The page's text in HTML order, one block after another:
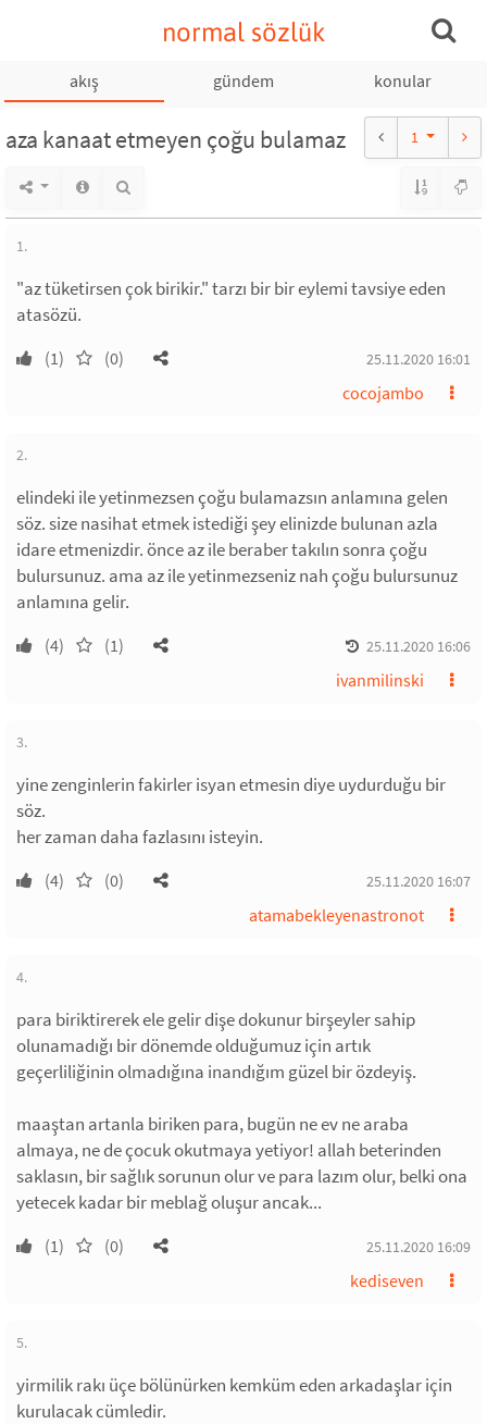
normal sözlük
akış gündem konular
aza kanaat etmeyen çoğu bulamaz 1
1.
"az tüketirsen çok birikir." tarzı bir bir eylemi tavsiye eden
atasözü.
(1) (0) 25.11.2020 16:01
cocojambo
2.
elindeki ile yetinmezsen çoğu bulamazsın anlamına gelen
söz. size nasihat etmek istediği şey elinizde bulunan azla
idare etmenizdir. önce az ile beraber takılın sonra çoğu
bulursunuz. ama az ile yetinmezseniz nah çoğu bulursunuz
anlamına gelir.
(4) (1) 25.11.2020 16:06
ivanmilinski
3.
yine zenginlerin fakirler isyan etmesin diye uydurduğu bir
söz.
her zaman daha fazlasını isteyin.
(4) (0) 25.11.2020 16:07
atamabekleyenastronot
4.
para biriktirerek ele gelir dişe dokunur birşeyler sahip
olunamadığı bir dönemde olduğumuz için artık
geçerliliğinin olmadığına inandığım güzel bir özdeyiş.
maaştan artanla biriken para, bugün ne ev ne araba
almaya, ne de çocuk okutmaya yetiyor! allah beterinden
saklasın, bir sağlık sorunun olur ve para lazım olur, belki ona
yetecek kadar bir meblağ oluşur ancak...
(1) (0) 25.11.2020 16:09
kediseven
5.
yirmilik rakı üçe bölünürken kemküm eden arkadaşlar için
kurulacak cümledir.